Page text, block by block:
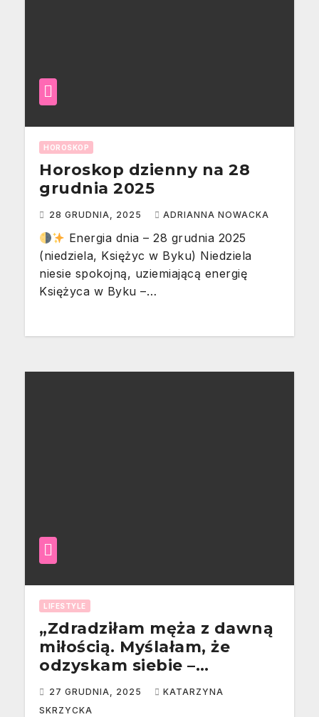
HOROSKOP
Horoskop dzienny na 28
grudnia 2025
28 GRUDNIA, 2025 ADRIANNA NOWACKA
Energia dnia – 28 grudnia 2025
(niedziela, Księżyc w Byku) Niedziela
niesie spokojną, uziemiającą energię
Księżyca w Byku –…
LIFESTYLE
„Zdradziłam męża z dawną
miłością. Myślałam, że
odzyskam siebie –
straciłam wszystko.”
[Historia z życia wzięta –
27 GRUDNIA, 2025
KATARZYNA
SKRZYCKA